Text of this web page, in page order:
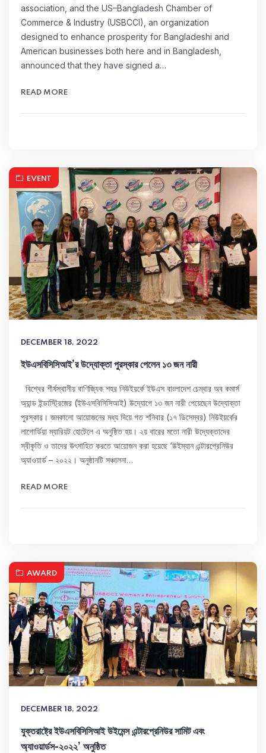
association, and the US–Bangladesh Chamber of
Commerce & Industry (USBCCI), an organization
designed to enhance prosperity for Bangladeshi and
American businesses both here and in Bangladesh,
announced that they have signed a…
READ MORE
EVENT
DECEMBER 18, 2022
ইউএসবিসিসিআই’র উদ্যোক্তা পুরস্কার পেলেন ১৩ জন নারী
বিশ্বের শীর্ষস্থানীয় বাণিজ্যিক শহর নিউইয়র্কে ইউএস বাংলাদেশ চেম্বার অব কমার্স
অ্যান্ড ইন্ডাস্ট্রিজের (ইউএসবিসিসিআই) উদ্যোগে ১৩ জন নারী পেয়েছেন উদ্যোক্তা
পুরস্কার। জমকালো আয়োজনের মধ্য দিয়ে গত শনিবার (১৭ ডিসেম্বর) নিউইয়র্কের
লাগোর্ডিয়া ম্যারিয়ট হোটেলে এ অনুষ্ঠিত হয়। ২য় বারের মতো নারী উদ্যেক্তাদের
স্বীকৃতি ও তাদের উৎসাহিত করতে আয়োজন করা হয়েছে ‘উইম্যান এন্টারপ্রেনিউর
অ্যাওয়ার্ড – ২০২২। অনুষ্ঠানটি সঞ্চালনা…
READ MORE
AWARD
DECEMBER 18, 2022
যুক্তরাষ্ট্রে ইউএসবিসিসিআই উইমেন্স এন্টারপ্রেনিউর সামিট এবং
অ্যাওয়ার্ডস-২০২২’ অনুষ্ঠিত